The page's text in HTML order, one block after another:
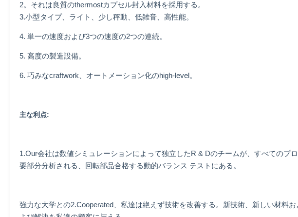
2。それは良質のthermostカプセル封入材料を採用する。
3.小型タイプ、ライト、少し秤動、低雑音、高性能。
4. 単一の速度および3つの速度の2つの連続。
5. 高度の製造設備。
6. 巧みなcraftwork、オートメーション化のhigh-level。
主な利点:
1.Our会社は数値シミュレーションによって独立したR & Dのチームが、すべての
要部分分析される、回転部品合格する動的バランス テストにある。
強力な大学との2.Cooperated、私達は絶えず技術を改善する。新技術、新しい材料